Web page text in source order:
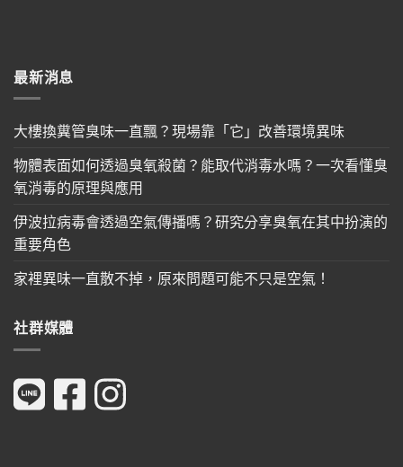
最新消息
大樓換糞管臭味一直飄？現場靠「它」改善環境異味
物體表面如何透過臭氧殺菌？能取代消毒水嗎？一次看懂臭
氧消毒的原理與應用
伊波拉病毒會透過空氣傳播嗎？研究分享臭氧在其中扮演的
重要角色
家裡異味一直散不掉，原來問題可能不只是空氣！
社群媒體